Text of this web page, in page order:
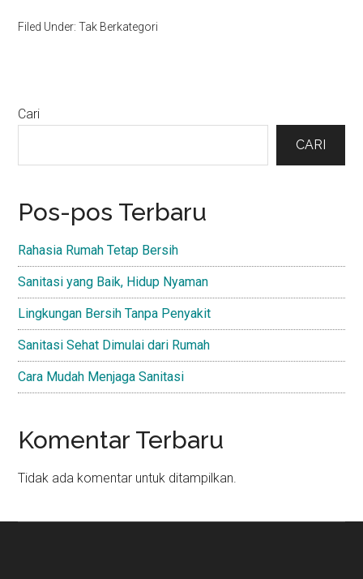
Filed Under: Tak Berkategori
Primary
Cari
CARI
Pos-pos Terbaru
Rahasia Rumah Tetap Bersih
Sanitasi yang Baik, Hidup Nyaman
Lingkungan Bersih Tanpa Penyakit
Sanitasi Sehat Dimulai dari Rumah
Cara Mudah Menjaga Sanitasi
Komentar Terbaru
Tidak ada komentar untuk ditampilkan.